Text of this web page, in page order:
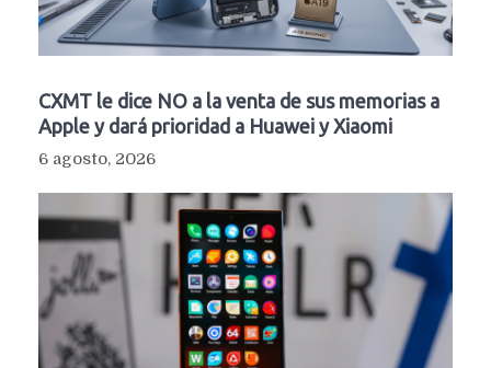
CXMT le dice NO a la venta de sus memorias a
Apple y dará prioridad a Huawei y Xiaomi
6 agosto, 2026